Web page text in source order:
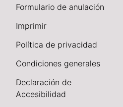
Formulario de anulación
Imprimir
Política de privacidad
Condiciones generales
Declaración de
Accesibilidad